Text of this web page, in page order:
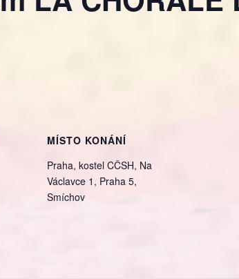
MÍSTO KONÁNÍ
Praha, kostel CČSH, Na
Václavce 1, Praha 5,
Smíchov